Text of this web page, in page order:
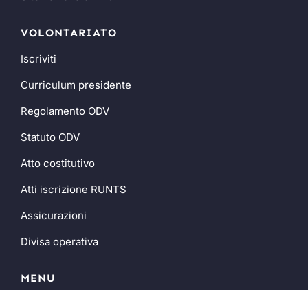
VOLONTARIATO
Iscriviti
Curriculum presidente
Regolamento ODV
Statuto ODV
Atto costitutivo
Atti iscrizione RUNTS
Assicurazioni
Divisa operativa
MENU